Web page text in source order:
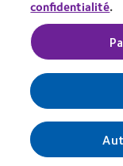
Cookies
Conditions
Gérer les
© 2026
confidentialité.